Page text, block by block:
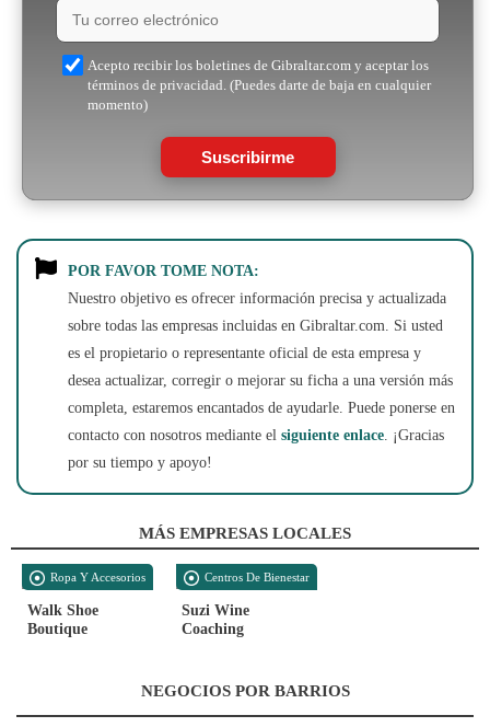
Acepto recibir los boletines de Gibraltar.com y aceptar los
términos de privacidad. (Puedes darte de baja en cualquier
momento)
Suscribirme
POR FAVOR TOME NOTA:
Nuestro objetivo es ofrecer información precisa y actualizada
sobre todas las empresas incluidas en Gibraltar.com. Si usted
es el propietario o representante oficial de esta empresa y
desea actualizar, corregir o mejorar su ficha a una versión más
completa, estaremos encantados de ayudarle. Puede ponerse en
contacto con nosotros mediante el siguiente enlace. ¡Gracias
por su tiempo y apoyo!
MÁS EMPRESAS LOCALES
Ropa Y Accesorios
Walk Shoe
Boutique
Centros De Bienestar
Suzi Wine
Coaching
NEGOCIOS POR BARRIOS